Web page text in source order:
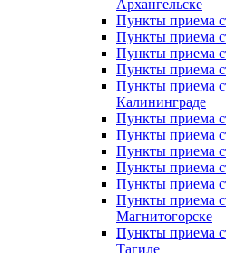
Архангельске
Пункты приема
Пункты приема
Пункты приема
Пункты приема
Пункты приема
Калининграде
Пункты приема
Пункты приема
Пункты приема
Пункты приема
Пункты приема
Пункты приема
Магнитогорске
Пункты приема
Тагиле